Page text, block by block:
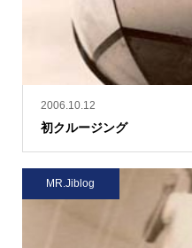
2006.10.12
初クルージング
MR.Jiblog